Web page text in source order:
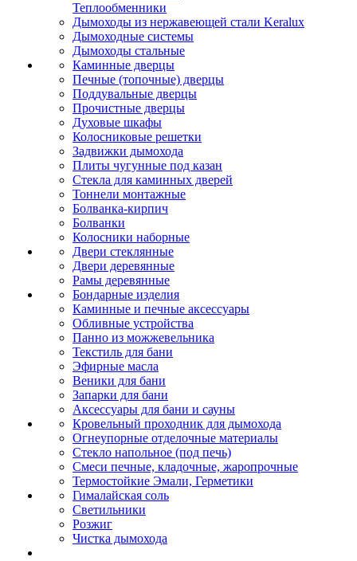
Теплообменники
Дымоходы из нержавеющей стали Keralux
Дымоходные системы
Дымоходы стальные
Каминные дверцы
Печные (топочные) дверцы
Поддувальные дверцы
Прочистные дверцы
Духовые шкафы
Колосниковые решетки
Задвижки дымохода
Плиты чугунные под казан
Стекла для каминных дверей
Тоннели монтажные
Болванка-кирпич
Болванки
Колосники наборные
Двери стеклянные
Двери деревянные
Рамы деревянные
Бондарные изделия
Каминные и печные аксессуары
Обливные устройства
Панно из можжевельника
Текстиль для бани
Эфирные масла
Веники для бани
Запарки для бани
Аксессуары для бани и сауны
Кровельный проходник для дымохода
Огнеупорные отделочные материалы
Стекло напольное (под печь)
Смеси печные, кладочные, жаропрочные
Термостойкие Эмали, Герметики
Гималайская соль
Светильники
Розжиг
Чистка дымохода